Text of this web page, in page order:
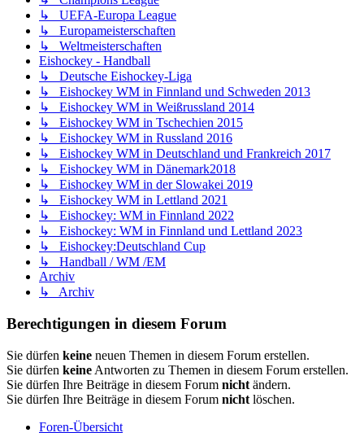
↳ UEFA-Europa League
↳ Europameisterschaften
↳ Weltmeisterschaften
Eishockey - Handball
↳ Deutsche Eishockey-Liga
↳ Eishockey WM in Finnland und Schweden 2013
↳ Eishockey WM in Weißrussland 2014
↳ Eishockey WM in Tschechien 2015
↳ Eishockey WM in Russland 2016
↳ Eishockey WM in Deutschland und Frankreich 2017
↳ Eishockey WM in Dänemark2018
↳ Eishockey WM in der Slowakei 2019
↳ Eishockey WM in Lettland 2021
↳ Eishockey: WM in Finnland 2022
↳ Eishockey: WM in Finnland und Lettland 2023
↳ Eishockey:Deutschland Cup
↳ Handball / WM /EM
Archiv
↳ Archiv
Berechtigungen in diesem Forum
Sie dürfen keine neuen Themen in diesem Forum erstellen.
Sie dürfen keine Antworten zu Themen in diesem Forum erstellen.
Sie dürfen Ihre Beiträge in diesem Forum nicht ändern.
Sie dürfen Ihre Beiträge in diesem Forum nicht löschen.
Foren-Übersicht